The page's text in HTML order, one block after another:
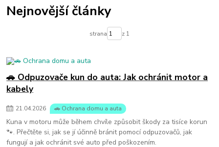
Nejnovější články
strana z 1
🚗 Odpuzovače kun do auta: Jak ochránit motor a
kabely
21.04.2026 🚗 Ochrana domu a auta
Kuna v motoru může během chvíle způsobit škody za tisíce korun
🐾. Přečtěte si, jak se jí účinně bránit pomocí odpuzovačů, jak
fungují a jak ochránit své auto před poškozením.